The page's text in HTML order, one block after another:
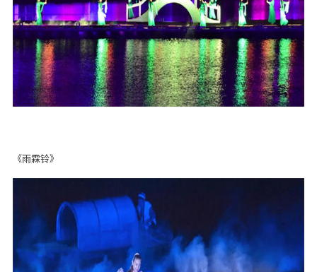
《雨霖铃》